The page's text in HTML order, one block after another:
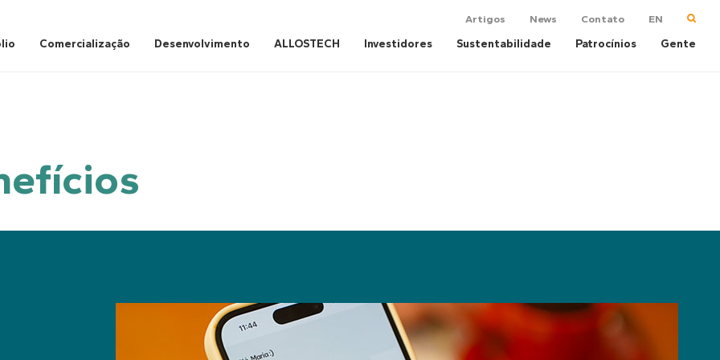
Artigos News Contato EN
Comercialização Desenvolvimento ALLOSTECH Investidores Sustentabilidade Patrocínios Gente